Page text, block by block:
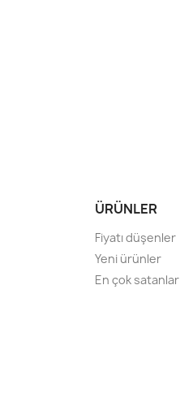
ÜRÜNLER
Fiyatı düşenler
Yeni ürünler
En çok satanlar